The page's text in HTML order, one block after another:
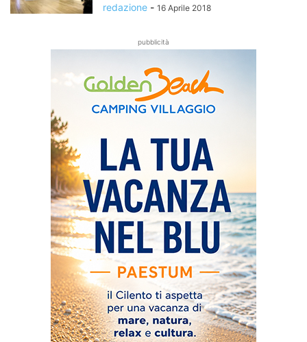
redazione - 16 Aprile 2018
pubblicità